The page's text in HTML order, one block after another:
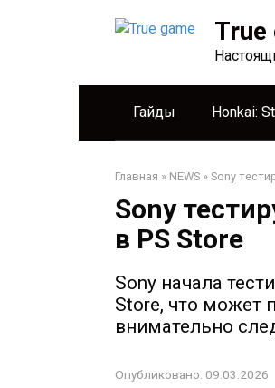
True
Гайды Honkai:
Главная » NEWS » Sony
Sony
в PS Store
Sony начала
Store, что может
внимательно
Опубликовано: 09.03.2026